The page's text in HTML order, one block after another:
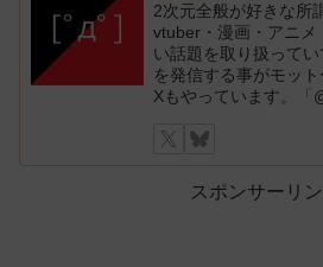
2次元全般が好きな所
vtuber・漫画・アニメ
い話題を取り扱って
を発信する事がモット
Xもやっています。「
スポンサーリ